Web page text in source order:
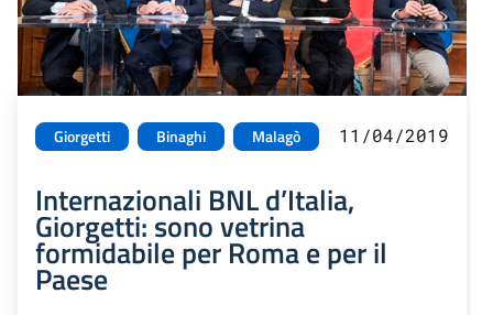
Giorgetti Binaghi Malagò 11/04/2019
Internazionali BNL d’Italia,
Giorgetti: sono vetrina
formidabile per Roma e per il
Paese